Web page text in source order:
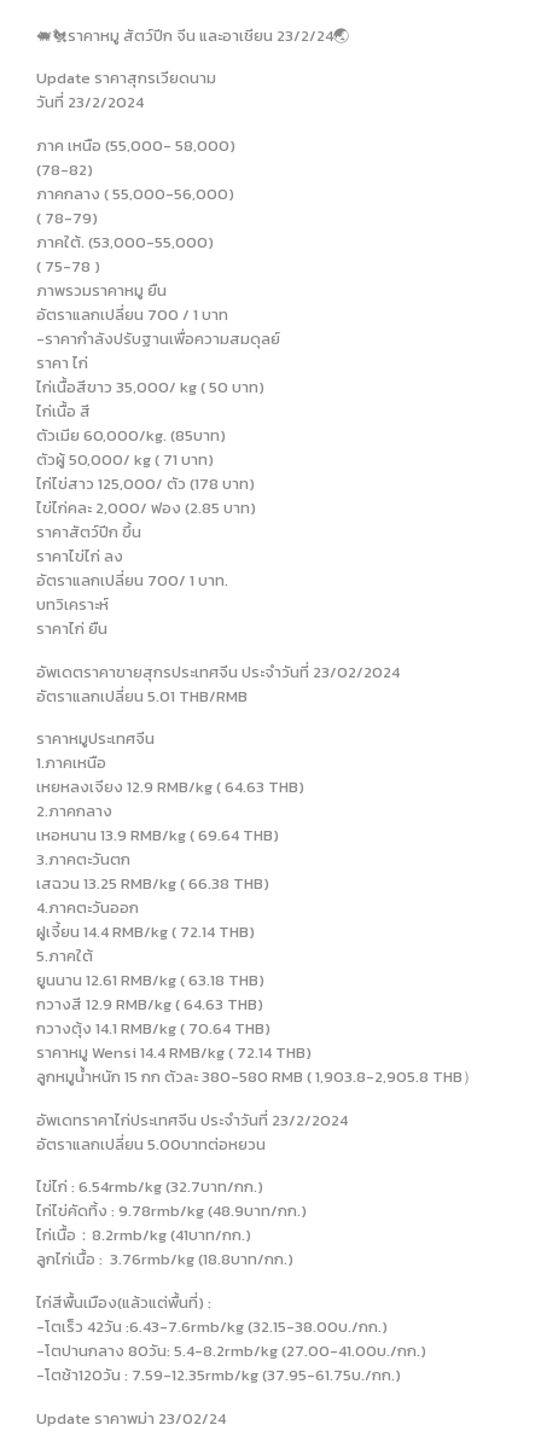
🐖🐔ราคาหมู สัตว์ปีก จีน และอาเชียน 23/2/24🌏
Update ราคาสุกรเวียดนาม
วันที่ 23/2/2024
ภาค เหนือ (55,000- 58,000)
(78-82)
ภาคกลาง ( 55,000-56,000)
( 78-79)
ภาคใต้. (53,000-55,000)
( 75-78 )
ภาพรวมราคาหมู ยืน
อัตราแลกเปลี่ยน 700 / 1 บาท
-ราคากำลังปรับฐานเพื่อความสมดุลย์
ราคา ไก่
ไก่เนื้อสีขาว 35,000/ kg ( 50 บาท)
ไก่เนื้อ สี
ตัวเมีย 60,000/kg. (85บาท)
ตัวผู้ 50,000/ kg ( 71 บาท)
ไก่ไข่สาว 125,000/ ตัว (178 บาท)
ไข่ไก่คละ 2,000/ ฟอง (2.85 บาท)
ราคาสัตว์ปีก ขึ้น
ราคาไข่ไก่ ลง
อัตราแลกเปลี่ยน 700/ 1 บาท.
บทวิเคราะห์
ราคาไก่ ยืน
อัพเดตราคาขายสุกรประเทศจีน ประจำวันที่ 23/02/2024
อัตราแลกเปลี่ยน 5.01 THB/RMB
ราคาหมูประเทศจีน
1.ภาคเหนือ
เหยหลงเจียง 12.9 RMB/kg ( 64.63 THB)
2.ภาคกลาง
เหอหนาน 13.9 RMB/kg ( 69.64 THB)
3.ภาคตะวันตก
เสฉวน 13.25 RMB/kg ( 66.38 THB)
4.ภาคตะวันออก
ฝูเจี้ยน 14.4 RMB/kg ( 72.14 THB)
5.ภาคใต้
ยูนนาน 12.61 RMB/kg ( 63.18 THB)
กวางสี 12.9 RMB/kg ( 64.63 THB)
กวางตุ้ง 14.1 RMB/kg ( 70.64 THB)
ราคาหมู Wensi 14.4 RMB/kg ( 72.14 THB)
ลูกหมูน้ำหนัก 15 กก ตัวละ 380-580 RMB ( 1,903.8-2,905.8 THB）
อัพเดทราคาไก่ประเทศจีน ประจำวันที่ 23/2/2024
อัตราแลกเปลี่ยน 5.00บาทต่อหยวน
ไข่ไก่ : 6.54rmb/kg (32.7บาท/กก.)
ไก่ไข่คัดทิ้ง : 9.78rmb/kg (48.9บาท/กก.)
ไก่เนื้อ：8.2rmb/kg (41บาท/กก.)
ลูกไก่เนื้อ : 3.76rmb/kg (18.8บาท/กก.)
ไก่สีพื้นเมือง(แล้วแต่พื้นที่) :
-โตเร็ว 42วัน :6.43-7.6rmb/kg (32.15-38.00บ./กก.)
-โตปานกลาง 80วัน: 5.4-8.2rmb/kg (27.00-41.00บ./กก.)
-โตช้า120วัน : 7.59-12.35rmb/kg (37.95-61.75บ./กก.)
Update ราคาพม่า 23/02/24